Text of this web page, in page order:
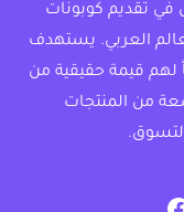
تقديم كوبونات
العربي. يستهدف
لهم قيمة حقيقية من
من المنتجات